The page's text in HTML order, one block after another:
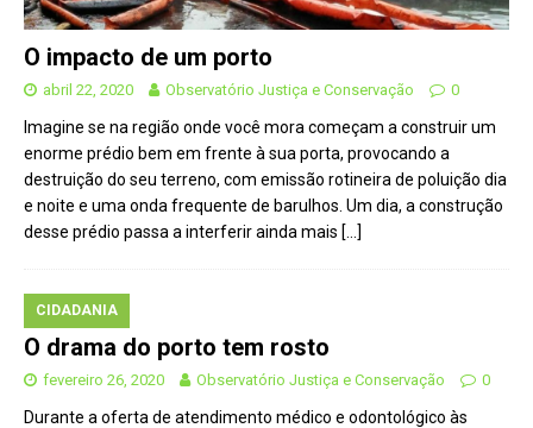
O impacto de um porto
abril 22, 2020 Observatório Justiça e Conservação 0
Imagine se na região onde você mora começam a construir um
enorme prédio bem em frente à sua porta, provocando a
destruição do seu terreno, com emissão rotineira de poluição dia
e noite e uma onda frequente de barulhos. Um dia, a construção
desse prédio passa a interferir ainda mais […]
CIDADANIA
O drama do porto tem rosto
fevereiro 26, 2020 Observatório Justiça e Conservação 0
Durante a oferta de atendimento médico e odontológico às